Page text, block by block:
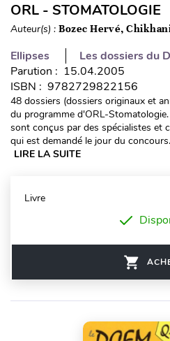
ORL - STOMATOLOGIE
Auteur(s) : Bozec Hervé,
Ellipses
Les dossiers du
Parution : 15.04.2005
ISBN : 9782729822156
48 dossiers (dossiers originaux et
du programme d'ORL-
sont conçus par des spécialistes et
qui est demandé le jour du
LIRE LA SUITE
Livre